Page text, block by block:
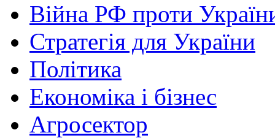
Війна РФ проти
Стратегія для України
Політика
Економіка і бізнес
Агросектор